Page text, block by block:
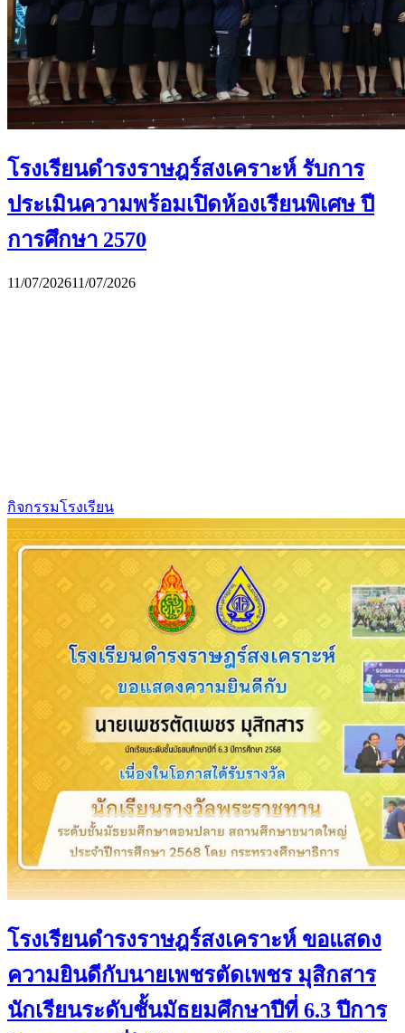
โรงเรียนดำรงราษฎร์สงเคราะห์ รับการ
ประเมินความพร้อมเปิดห้องเรียนพิเศษ ปี
การศึกษา 2570
11/07/202611/07/2026
กิจกรรมโรงเรียน
โรงเรียนดำรงราษฎร์สงเคราะห์ ขอแสดง
ความยินดีกับนายเพชรตัดเพชร มุสิกสาร
นักเรียนระดับชั้นมัธยมศึกษาปีที่ 6.3 ปีการ